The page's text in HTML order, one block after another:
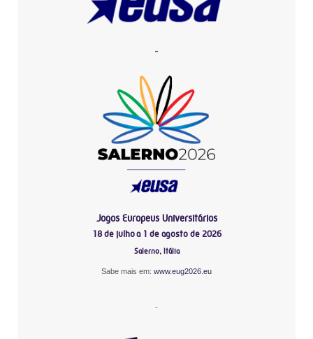
-
Jogos Europeus Universitários
18 de julho a 1 de agosto de 2026
Salerno, Itália
Sabe mais em: www.eug2026.eu
-